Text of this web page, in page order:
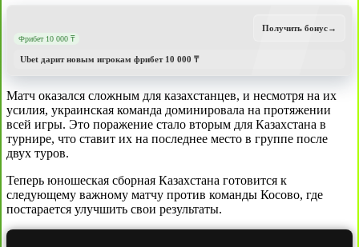
Фрибет 10 000 ₸
Ubet дарит новым игрокам фрибет 10 000 ₸
Получить бонус→
Матч оказался сложным для казахстанцев, и несмотря на их
усилия, украинская команда доминировала на протяжении
всей игры. Это поражение стало вторым для Казахстана в
турнире, что ставит их на последнее место в группе после
двух туров.
Теперь юношеская сборная Казахстана готовится к
следующему важному матчу против команды Косово, где
постарается улучшить свои результаты.